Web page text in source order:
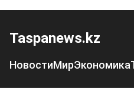
Taspanews.kz
НовостиМирЭкономика